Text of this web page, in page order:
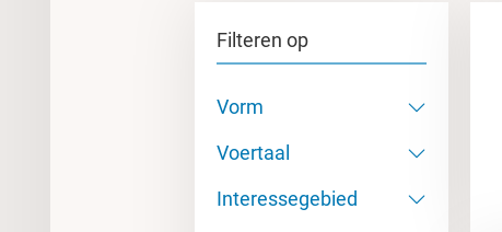
Filteren op
Vorm
Voertaal
Interessegebied